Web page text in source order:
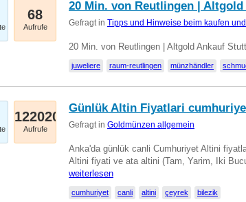
68
Aufrufe
20 Min. von Reutlingen |
Gefragt in Tipps und Hinweise beim kaufen
20 Min. von Reutlingen | Altgold Ankauf
juweliere raum-reutlingen münzhändler
122020
Aufrufe
Günlük Altin Fiyatlari
Gefragt in Goldmünzen allgemein
Anka'da günlük canli Cumhuriyet Altini
Altini fiyati ve ata altini (Tam, Yarim, Iki
weiterlesen
cumhuriyet canli altini çeyrek bilezik